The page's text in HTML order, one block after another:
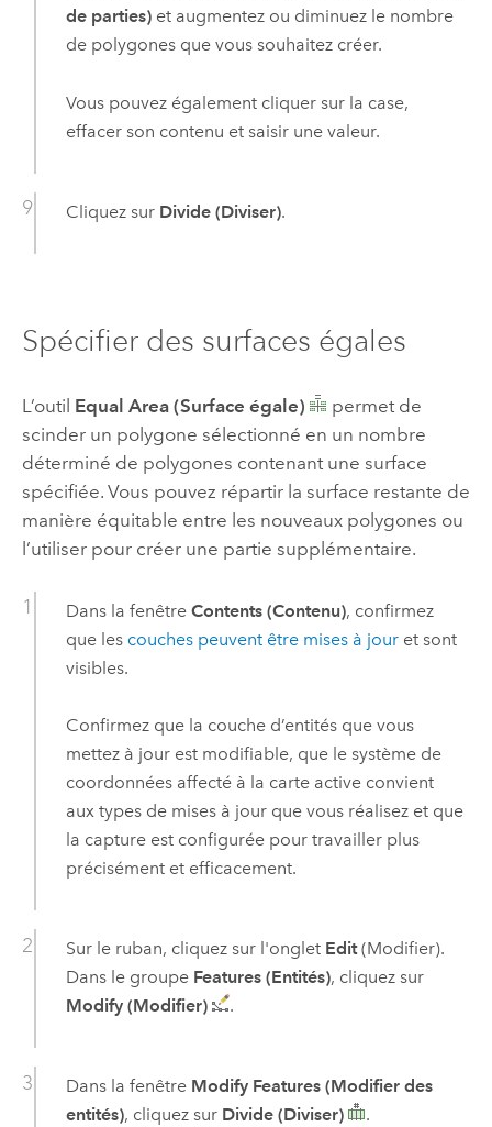
de parties)et augmentez ou diminuez le nombre
de polygones que vous souhaitez créer.
Vous pouvez également cliquer sur la case,
effacer son contenu et saisir une valeur.
Cliquez sur Divide (Diviser).
Spécifier des surfaces égales
L’outil Equal Area (Surface égale)
permet de
scinder un polygone sélectionné en un nombre
déterminé de polygones contenant une surface
spécifiée. Vous pouvez répartir la surface restante de
manière équitable entre les nouveaux polygones ou
l’utiliser pour créer une partie supplémentaire.
Dans la fenêtre Contents (Contenu), confirmez
que les couches peuvent être mises à jouret sont
visibles.
Confirmez que la couche d’entités que vous
mettez à jour est modifiable, que le système de
coordonnées affecté à la carte active convient
aux types de mises à jour que vous réalisez et que
la capture est configurée pour travailler plus
précisément et efficacement.
Sur le ruban, cliquez sur l'onglet Edit(Modifier).
Dans le groupe Features (Entités), cliquez sur
Modify (Modifier)
.
Dans la fenêtre Modify Features (Modifier des
entités), cliquez sur Divide (Diviser) .